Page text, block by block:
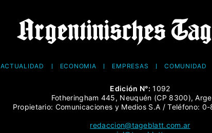
ACTUALIDAD ECONOMÍA EMPRESAS COMUNIDAD
Edición N°: 1092
Fotheringham 445, Neuquén (CP 8300),
Propietario: Comunicaciones y Medios S.A / Teléfono:
redaccion@tageblatt.com.ar